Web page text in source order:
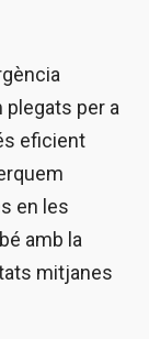
plegats per a
eficient
en les
amb la
mitjanes